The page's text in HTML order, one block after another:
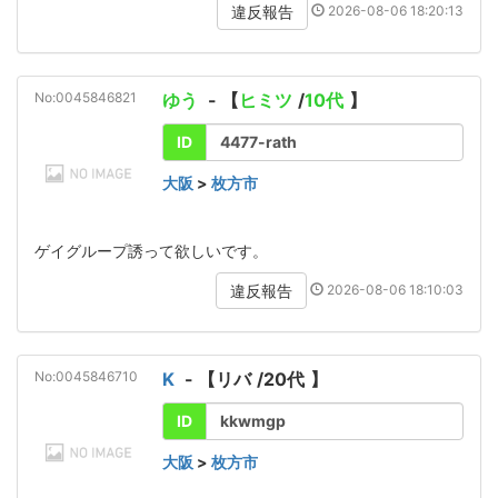
違反報告 2026-08-06 18:20:13
No:0045846821 ゆう - 【 ヒミツ /10代 】
ID 4477-rath
大阪 > 枚方市
ゲイグループ誘って欲しいです。
違反報告 2026-08-06 18:10:03
No:0045846710 K - 【 リバ /20代 】
ID kkwmgp
大阪 > 枚方市